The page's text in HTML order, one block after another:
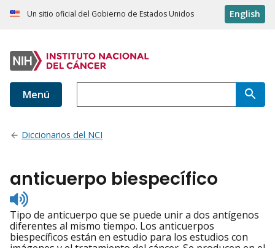
Un sitio oficial del Gobierno de Estados Unidos English
Menú
Diccionarios del NCI
anticuerpo biespecífico
Listen
to
pronunciation
Tipo de anticuerpo que se puede unir a dos antígenos
diferentes al mismo tiempo. Los anticuerpos
biespecíficos están en estudio para los estudios con